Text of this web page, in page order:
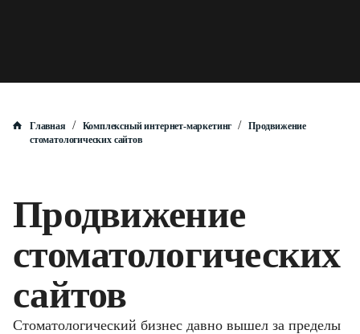
Главная / Комплексный интернет-маркетинг /
Продвижение
стоматологических сайтов
Продвижение
стоматологических
сайтов
Стоматологический бизнес давно вышел за пределы